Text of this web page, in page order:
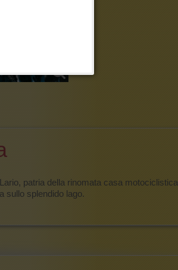
patria della rinomata casa motociclistica
sullo splendido lago.